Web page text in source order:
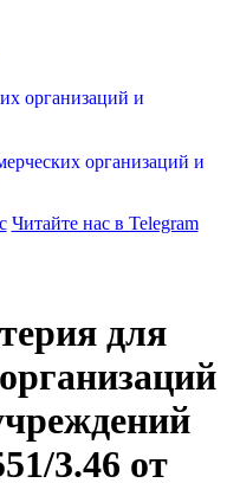
организаций и
организаций и
Читайте нас в Telegram
для
3.46 от